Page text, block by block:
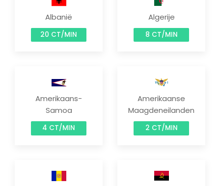
Albanië
20 CT/MIN
Algerije
8 CT/MIN
Amerikaans-
Samoa
4 CT/MIN
Amerikaanse
Maagdeneilanden
2 CT/MIN